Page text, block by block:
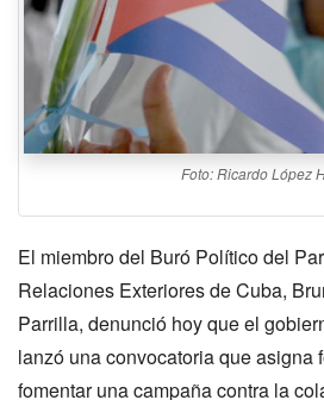
Foto: Ricardo López
El miembro del Buró Político del
Relaciones Exteriores de Cuba,
Parrilla, denunció hoy que el
lanzó una convocatoria que asigna
fomentar una campaña contra la